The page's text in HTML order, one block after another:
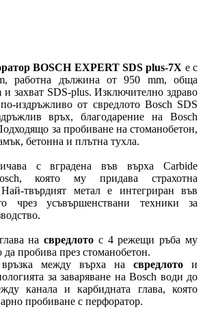
BOSCH EXPERT SDS plus-7X е с
работна дължина от 950 mm, обща
захват SDS-plus. Изключително здраво
издръжливо от свредлото Bosch SDS
връх, благодарение на Bosch
за пробиване на стоманобетон,
бетонна и плътна тухла.
с вградена във върха Carbide
която му придава страхотна
Най-твърдият метал е интегриран във
чрез усъвършенствани техники за
насвредлото с 4 режещи ръба му
да пробива през стоманобетон.
връзка между върха на свредлото и
за заваряване на Bosch води до
канала и карбидната глава, която
пробиване с перфоратор.